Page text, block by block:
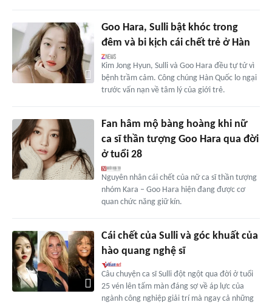
Goo Hara, Sulli bật khóc trong
đêm và bi kịch cái chết trẻ ở Hàn
Kim Jong Hyun, Sulli và Goo Hara đều tự tử vì
bệnh trầm cảm. Công chúng Hàn Quốc lo ngại
trước vấn nạn về tâm lý của giới trẻ.
Fan hâm mộ bàng hoàng khi nữ
ca sĩ thần tượng Goo Hara qua đời
ở tuổi 28
Nguyên nhân cái chết của nữ ca sĩ thần tượng
nhóm Kara – Goo Hara hiện đang được cơ
quan chức năng giữ kín.
Cái chết của Sulli và góc khuất của
hào quang nghệ sĩ
Câu chuyện ca sĩ Sulli đột ngột qua đời ở tuổi
25 vén lên tấm màn đáng sợ về áp lực của
ngành công nghiệp giải trí mà ngay cả những